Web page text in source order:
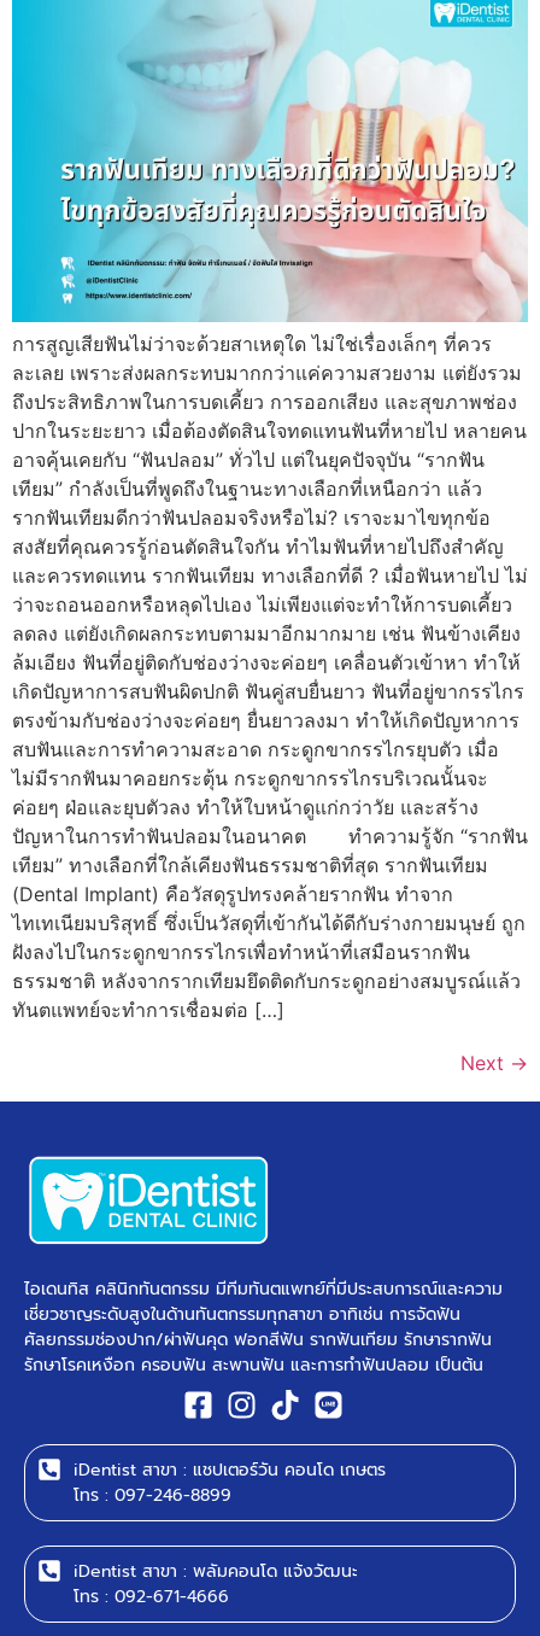
การสูญเสียฟันไม่ว่าจะด้วยสาเหตุใด ไม่ใช่เรื่องเล็กๆ ที่ควร
ละเลย เพราะส่งผลกระทบมากกว่าแค่ความสวยงาม แต่ยังรวม
ถึงประสิทธิภาพในการบดเคี้ยว การออกเสียง และสุขภาพช่อง
ปากในระยะยาว เมื่อต้องตัดสินใจทดแทนฟันที่หายไป หลายคน
อาจคุ้นเคยกับ “ฟันปลอม” ทั่วไป แต่ในยุคปัจจุบัน “รากฟัน
เทียม” กำลังเป็นที่พูดถึงในฐานะทางเลือกที่เหนือกว่า แล้ว
รากฟันเทียมดีกว่าฟันปลอมจริงหรือไม่? เราจะมาไขทุกข้อ
สงสัยที่คุณควรรู้ก่อนตัดสินใจกัน ทำไมฟันที่หายไปถึงสำคัญ
และควรทดแทน รากฟันเทียม ทางเลือกที่ดี ? เมื่อฟันหายไป ไม่
ว่าจะถอนออกหรือหลุดไปเอง ไม่เพียงแต่จะทำให้การบดเคี้ยว
ลดลง แต่ยังเกิดผลกระทบตามมาอีกมากมาย เช่น ฟันข้างเคียง
ล้มเอียง ฟันที่อยู่ติดกับช่องว่างจะค่อยๆ เคลื่อนตัวเข้าหา ทำให้
เกิดปัญหาการสบฟันผิดปกติ ฟันคู่สบยื่นยาว ฟันที่อยู่ขากรรไกร
ตรงข้ามกับช่องว่างจะค่อยๆ ยื่นยาวลงมา ทำให้เกิดปัญหาการ
สบฟันและการทำความสะอาด กระดูกขากรรไกรยุบตัว เมื่อ
ไม่มีรากฟันมาคอยกระตุ้น กระดูกขากรรไกรบริเวณนั้นจะ
ค่อยๆ ฝ่อและยุบตัวลง ทำให้ใบหน้าดูแก่กว่าวัย และสร้าง
ปัญหาในการทำฟันปลอมในอนาคต ทำความรู้จัก “รากฟัน
เทียม” ทางเลือกที่ใกล้เคียงฟันธรรมชาติที่สุด รากฟันเทียม
(Dental Implant) คือวัสดุรูปทรงคล้ายรากฟัน ทำจาก
ไทเทเนียมบริสุทธิ์ ซึ่งเป็นวัสดุที่เข้ากันได้ดีกับร่างกายมนุษย์ ถูก
ฝังลงไปในกระดูกขากรรไกรเพื่อทำหน้าที่เสมือนรากฟัน
ธรรมชาติ หลังจากรากเทียมยึดติดกับกระดูกอย่างสมบูรณ์แล้ว
ทันตแพทย์จะทำการเชื่อมต่อ […]
Next →
ไอเดนทิส คลินิกทันตกรรม มีทีมทันตแพทย์ที่มีประสบการณ์และความ
เชี่ยวชาญระดับสูงในด้านทันตกรรมทุกสาขา อาทิเช่น การจัดฟัน
ศัลยกรรมช่องปาก/ผ่าฟันคุด ฟอกสีฟัน รากฟันเทียม รักษารากฟัน
รักษาโรคเหงือก ครอบฟัน สะพานฟัน และการทำฟันปลอม เป็นต้น ​
iDentist สาขา : แชปเตอร์วัน คอนโด เกษตร
โทร : 097-246-8899
iDentist สาขา : พลัมคอนโด แจ้งวัฒนะ
โทร : 092-671-4666